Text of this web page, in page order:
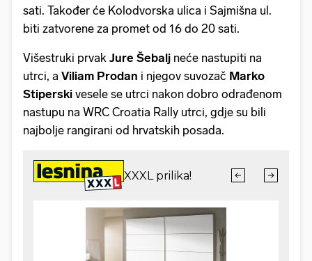
sati. Također će Kolodvorska ulica i Sajmišna ul.
biti zatvorene za promet od 16 do 20 sati.
Višestruki prvak Jure Šebalj neće nastupiti na
utrci, a Viliam Prodan i njegov suvozač Marko
Stiperski vesele se utrci nakon dobro odrađenom
nastupu na WRC Croatia Rally utrci, gdje su bili
najbolje rangirani od hrvatskih posada.